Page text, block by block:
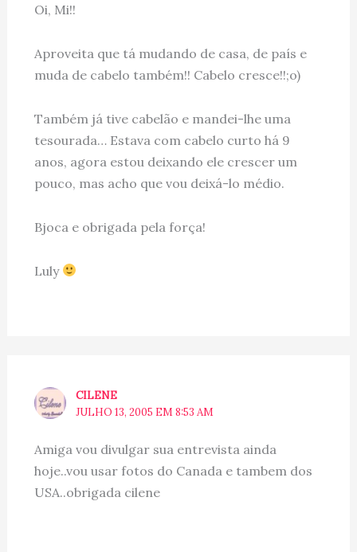
Oi, Mi!!
Aproveita que tá mudando de casa, de país e
muda de cabelo também!! Cabelo cresce!!;o)
Também já tive cabelão e mandei-lhe uma
tesourada… Estava com cabelo curto há 9
anos, agora estou deixando ele crescer um
pouco, mas acho que vou deixá-lo médio.
Bjoca e obrigada pela força!
Luly
CILENE
JULHO 13, 2005 EM 8:53 AM
Amiga vou divulgar sua entrevista ainda
hoje..vou usar fotos do Canada e tambem dos
USA..obrigada cilene